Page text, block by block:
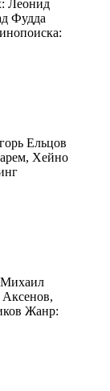
Леонид
Фудда
Ельцов
Хейно
Михаил
Аксенов,
Жанр: